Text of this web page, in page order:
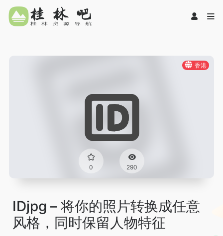
香港
0 290
IDjpg – 将你的照片转换成任意
风格，同时保留人物特征